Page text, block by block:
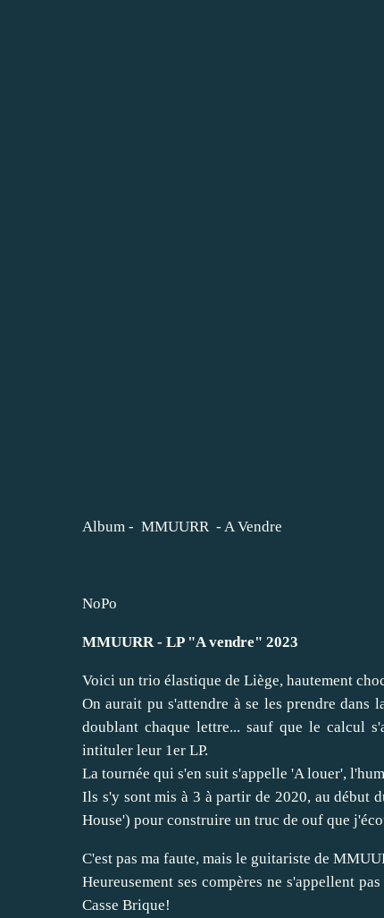
Album - MMUURR - A Vendre
NoPo
MMUURR - LP "A vendre" 2023
Voici un trio élastique de Liège, hautement
On aurait pu s'attendre à se les prendre
doublant chaque lettre... sauf que le calcul
intituler leur 1er LP.
La tournée qui s'en suit s'appelle 'A louer',
Ils s'y sont mis à 3 à partir de 2020, au début
House') pour construire un truc de ouf que
C'est pas ma faute, mais le guitariste de
Heureusement ses compères ne s'appellent
Casse Brique!